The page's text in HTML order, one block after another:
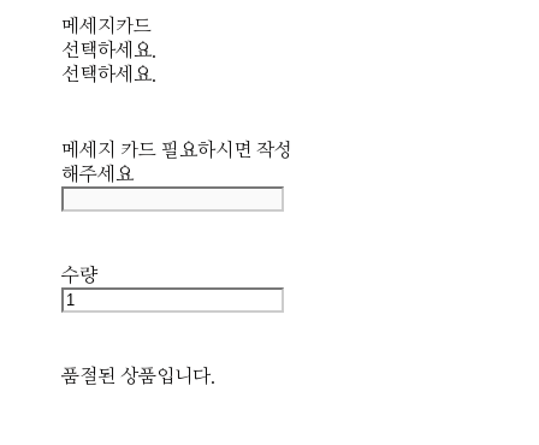
메세지카드
선택하세요.
선택하세요.
메세지 카드 필요하시면 작성
해주세요
수량
품절된 상품입니다.